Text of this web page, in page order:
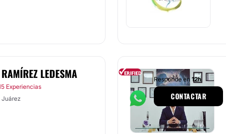
LEDESMA
Experiencias
Juárez
Responde en 12h
CONTACTAR